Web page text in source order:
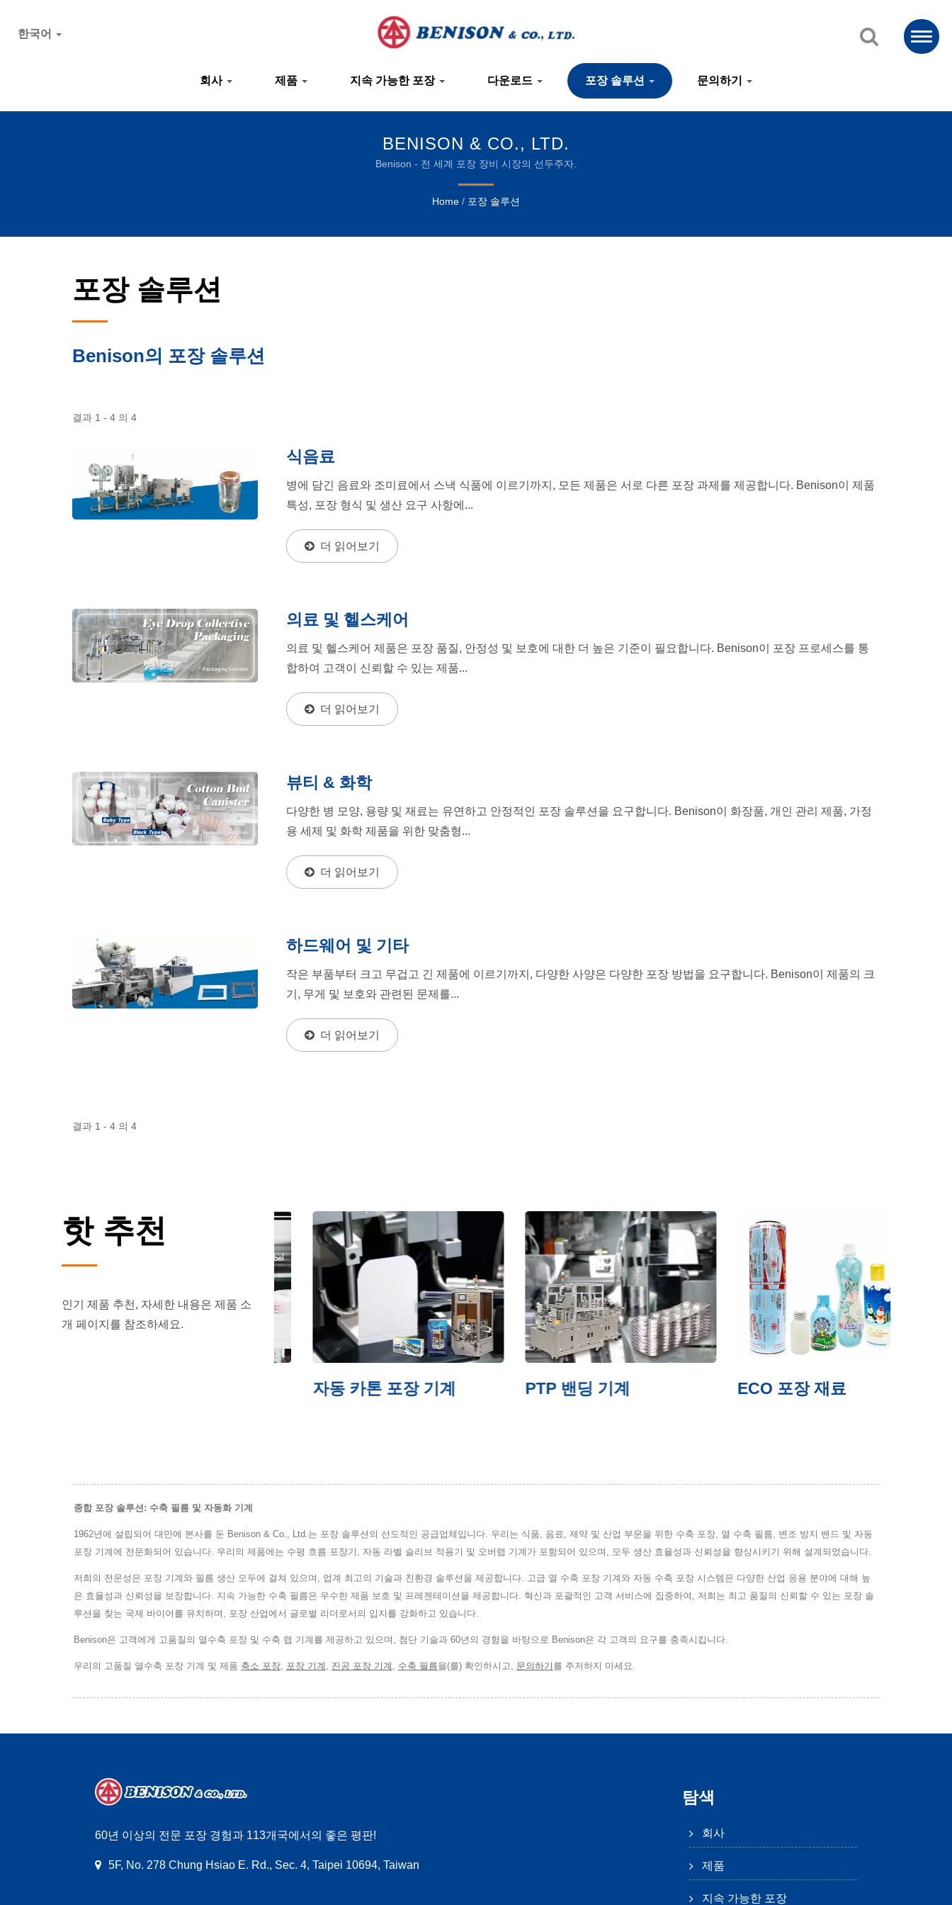
회사 제품 지속 가능한 포장 다운로드 포장 솔루션 문의하기
한국어
BENISON & CO., LTD.
Benison - 전 세계 포장 장비 시장의 선두주자.
Home / 포장 솔루션
포장 솔루션
Benison의 포장 솔루션
결과 1 - 4 의 4
식음료
병에 담긴 음료와 조미료에서 스낵 식품에 이르기까지, 모든 제품은 서로 다른 포장 과제를 제공합니다. Benison이 제품
특성, 포장 형식 및 생산 요구 사항에...
더 읽어보기
의료 및 헬스케어
의료 및 헬스케어 제품은 포장 품질, 안정성 및 보호에 대한 더 높은 기준이 필요합니다. Benison이 포장 프로세스를 통
합하여 고객이 신뢰할 수 있는 제품...
더 읽어보기
뷰티 & 화학
다양한 병 모양, 용량 및 재료는 유연하고 안정적인 포장 솔루션을 요구합니다. Benison이 화장품, 개인 관리 제품, 가정
용 세제 및 화학 제품을 위한 맞춤형...
더 읽어보기
하드웨어 및 기타
작은 부품부터 크고 무겁고 긴 제품에 이르기까지, 다양한 사양은 다양한 포장 방법을 요구합니다. Benison이 제품의 크
기, 무게 및 보호와 관련된 문제를...
더 읽어보기
결과 1 - 4 의 4
핫 추천
인기 제품 추천, 자세한 내용은 제품 소
개 페이지를 참조하세요.
자동 카톤 포장 기계 PTP 밴딩 기계 ECO 포장 재료
종합 포장 솔루션: 수축 필름 및 자동화 기계
1962년에 설립되어 대만에 본사를 둔 Benison & Co., Ltd.는 포장 솔루션의 선도적인 공급업체입니다. 우리는 식품, 음료, 제약 및 산업 부문을 위한 수축 포장, 열 수축 필름, 변조 방지 밴드 및 자동
포장 기계에 전문화되어 있습니다. 우리의 제품에는 수평 흐름 포장기, 자동 라벨 슬리브 적용기 및 오버랩 기계가 포함되어 있으며, 모두 생산 효율성과 신뢰성을 향상시키기 위해 설계되었습니다.
저희의 전문성은 포장 기계와 필름 생산 모두에 걸쳐 있으며, 업계 최고의 기술과 친환경 솔루션을 제공합니다. 고급 열 수축 포장 기계와 자동 수축 포장 시스템은 다양한 산업 응용 분야에 대해 높
은 효율성과 신뢰성을 보장합니다. 지속 가능한 수축 필름은 우수한 제품 보호 및 프레젠테이션을 제공합니다. 혁신과 포괄적인 고객 서비스에 집중하여, 저희는 최고 품질의 신뢰할 수 있는 포장 솔
루션을 찾는 국제 바이어를 유치하며, 포장 산업에서 글로벌 리더로서의 입지를 강화하고 있습니다.
Benison은 고객에게 고품질의 열수축 포장 및 수축 랩 기계를 제공하고 있으며, 첨단 기술과 60년의 경험을 바탕으로 Benison은 각 고객의 요구를 충족시킵니다.
우리의 고품질 열수축 포장 기계 및 제품 축소 포장, 포장 기계 , 진공 포장 기계 , 수축 필름을(를) 확인하시고, 문의하기 를 주저하지 마세요.
60년 이상의 전문 포장 경험과 113개국에서의 좋은 평판!
5F, No. 278 Chung Hsiao E. Rd., Sec. 4, Taipei 10694, Taiwan
탐색
회사
제품
지속 가능한 포장